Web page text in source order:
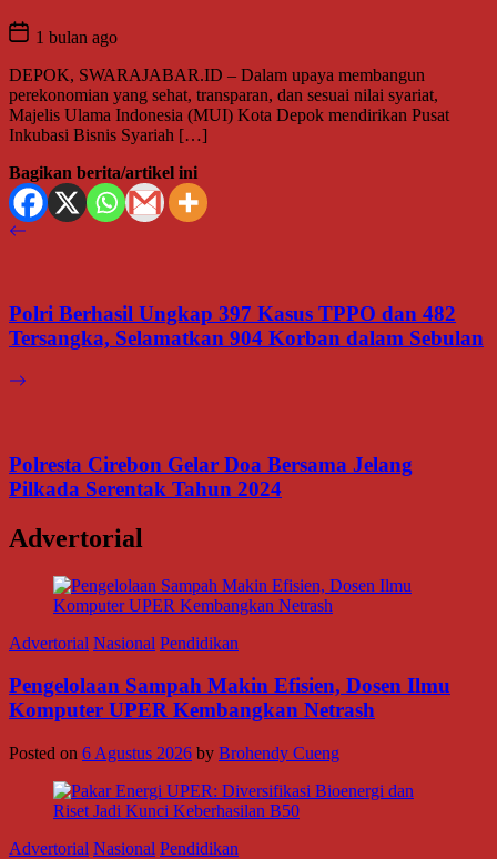
1 bulan ago
DEPOK, SWARAJABAR.ID – Dalam upaya membangun
perekonomian yang sehat, transparan, dan sesuai nilai syariat,
Majelis Ulama Indonesia (MUI) Kota Depok mendirikan Pusat
Inkubasi Bisnis Syariah […]
Bagikan berita/artikel ini
Polri Berhasil Ungkap 397 Kasus TPPO dan 482
Tersangka, Selamatkan 904 Korban dalam Sebulan
Polresta Cirebon Gelar Doa Bersama Jelang
Pilkada Serentak Tahun 2024
Advertorial
Advertorial Nasional Pendidikan
Pengelolaan Sampah Makin Efisien, Dosen Ilmu
Komputer UPER Kembangkan Netrash
Posted on 6 Agustus 2026 by Brohendy Cueng
Advertorial Nasional Pendidikan